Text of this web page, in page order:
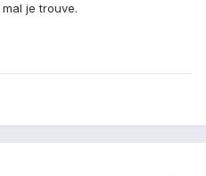
je trouve.